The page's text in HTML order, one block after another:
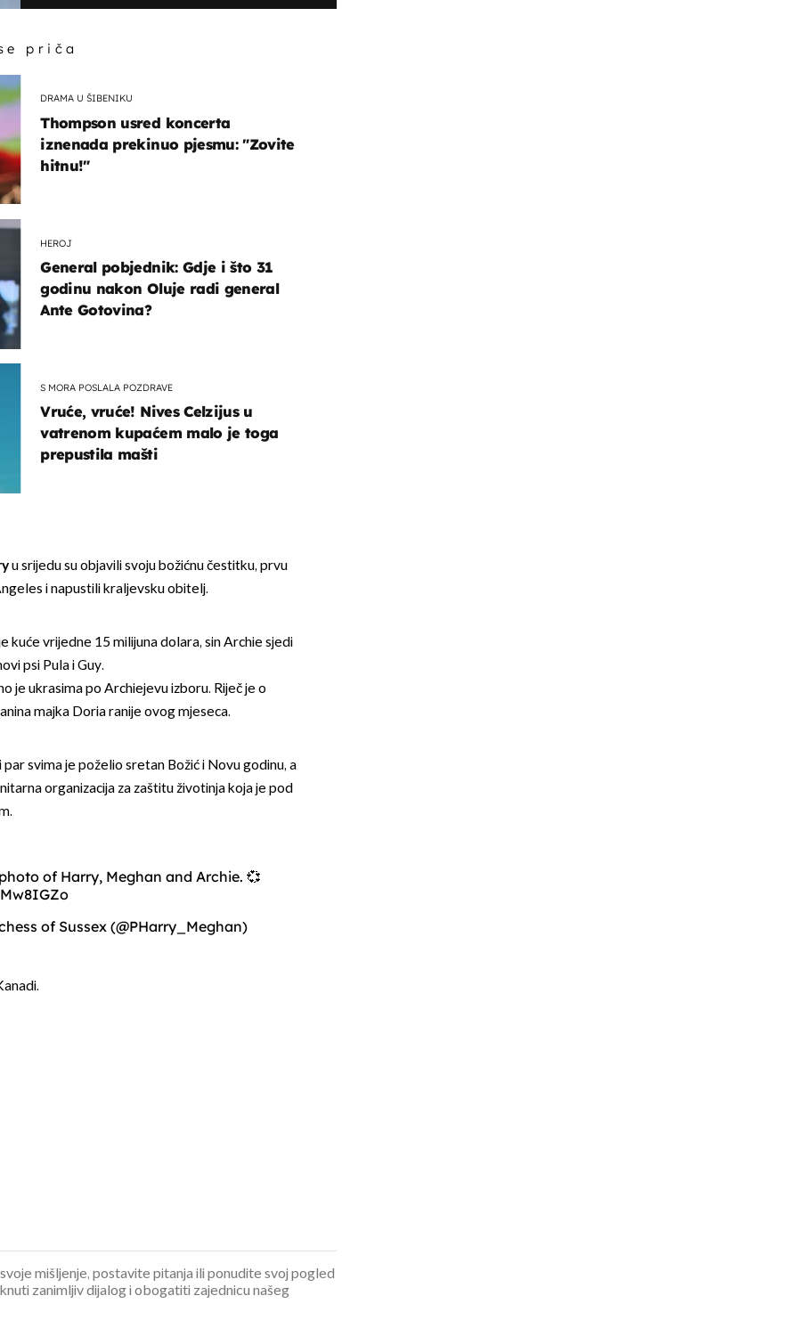
priča
DRAMA U ŠIBENIKU
Thompson usred koncerta
iznenada prekinuo pjesmu: "Zovite
hitnu!"
HEROJ
General pobjednik: Gdje i što 31
godinu nakon Oluje radi general
Ante Gotovina?
S MORA POSLALA POZDRAVE
Vruće, vruće! Nives Celzijus u
vatrenom kupaćem malo je toga
prepustila mašti
u srijedu su objavili svoju božićnu čestitku, prvu
i napustili kraljevsku obitelj.
kuće vrijedne 15 milijuna dolara, sin Archie sjedi
psi Pula i Guy.
je ukrasima po Archiejevu izboru. Riječ je o
majka Doria ranije ovog mjeseca.
svima je poželio sretan Božić i Novu godinu, a
organizacija za zaštitu životinja koja je pod
of Harry, Meghan and Archie. 💞
of Sussex (@PHarry_Meghan)
mišljenje, postavite pitanja ili ponudite svoj pogled
zanimljiv dijalog i obogatiti zajednicu našeg
OMOGUĆI OBAVIJESTI